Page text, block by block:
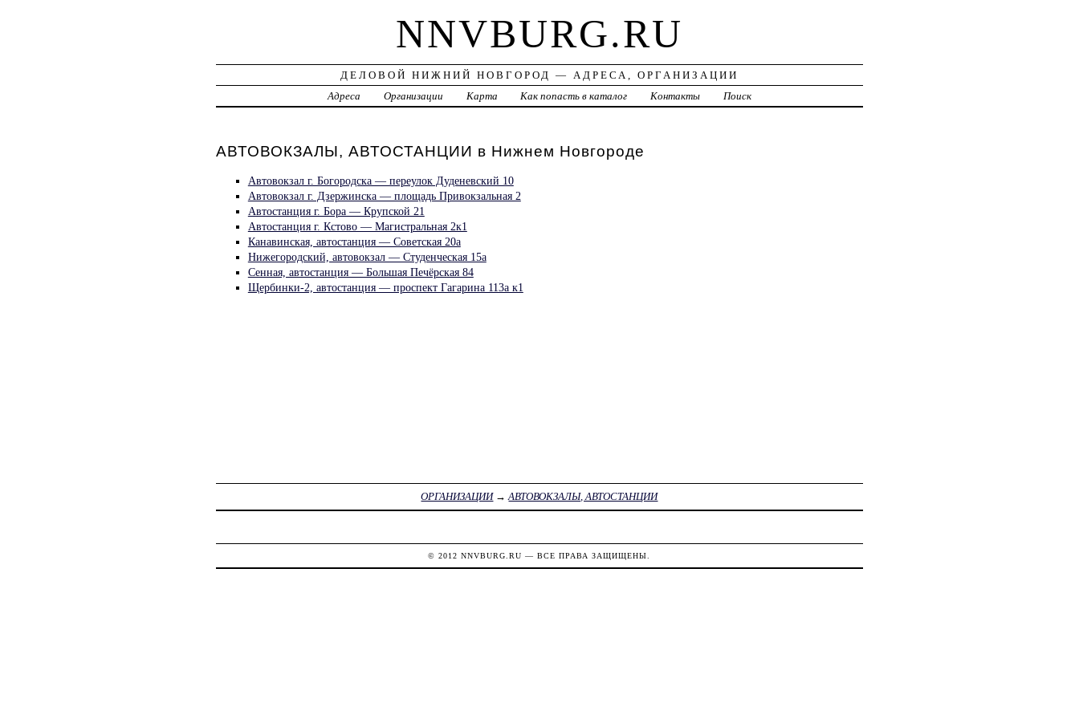
NNVBURG.RU
ДЕЛОВОЙ НИЖНИЙ НОВГОРОД — АДРЕСА, ОРГАНИЗАЦИИ
Адреса
Организации Карта Как попасть в каталог Контакты Поиск
АВТОВОКЗАЛЫ, АВТОСТАНЦИИ в Нижнем Новгороде
Автовокзал г. Богородска — переулок Дуденевский 10
Автовокзал г. Дзержинска — площадь Привокзальная 2
Автостанция г. Бора — Крупской 21
Автостанция г. Кстово — Магистральная 2к1
Канавинская, автостанция — Советская 20а
Нижегородский, автовокзал — Студенческая 15а
Сенная, автостанция — Большая Печёрская 84
Щербинки-2, автостанция — проспект Гагарина 113а к1
ОРГАНИЗАЦИИ→АВТОВОКЗАЛЫ, АВТОСТАНЦИИ
© 2012NNVBURG.RU — ВСЕ ПРАВА ЗАЩИЩЕНЫ.